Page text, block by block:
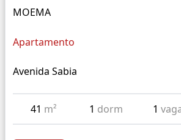
MOEMA
Apartamento
Avenida Sabia
41 m² 1 dorm 1